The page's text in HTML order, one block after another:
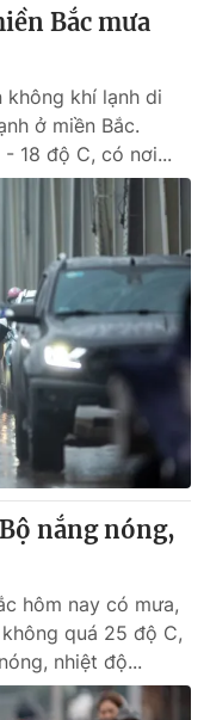
Bắc mưa
không khí lạnh di
ở miền Bắc.
18 độ C, có nơi...
nắng nóng,
hôm nay có mưa,
quá 25 độ C,
nhiệt độ...